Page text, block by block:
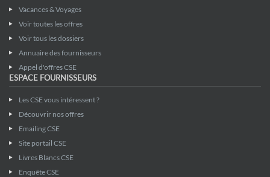
Vacances & Voyages
Voir toutes les offres
Voir tous les dossiers
Annuaire des fournisseurs
Appel d'offres CSE
ESPACE FOURNISSEURS
Les CSE vous intéressent ?
Découvrir nos offres
Emailing CSE
Site portail CSE
Livres Blancs CSE
Enquête CSE